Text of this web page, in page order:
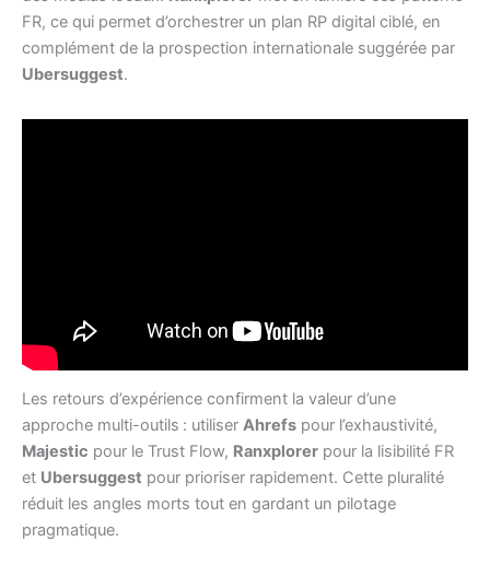
FR, ce qui permet d’orchestrer un plan RP digital ciblé, en
complément de la prospection internationale suggérée par
Ubersuggest.
Les retours d’expérience confirment la valeur d’une
approche multi-outils : utiliser Ahrefs pour l’exhaustivité,
Majestic pour le Trust Flow, Ranxplorer pour la lisibilité FR
et Ubersuggest pour prioriser rapidement. Cette pluralité
réduit les angles morts tout en gardant un pilotage
pragmatique.